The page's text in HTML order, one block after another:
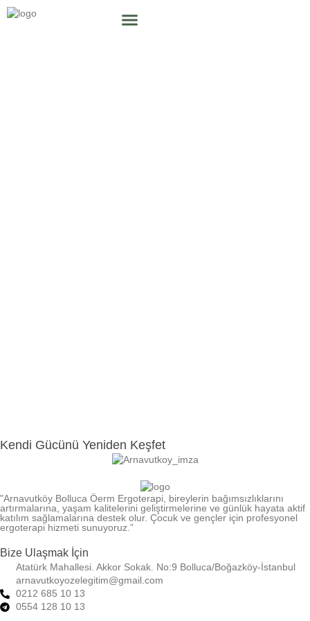
Kendi Gücünü Yeniden Keşfet
"Arnavutköy Bolluca Öerm Ergoterapi, bireylerin bağımsızlıklarını
artırmalarına, yaşam kalitelerini geliştirmelerine ve günlük hayata aktif
katılım sağlamalarına destek olur. Çocuk ve gençler için profesyonel
ergoterapi hizmeti sunuyoruz.”
Bize Ulaşmak İçin
Atatürk Mahallesi. Akkor Sokak. No:9 Bolluca/Boğazköy-İstanbul
arnavutkoyozelegitim@gmail.com
0212 685 10 13
0554 128 10 13